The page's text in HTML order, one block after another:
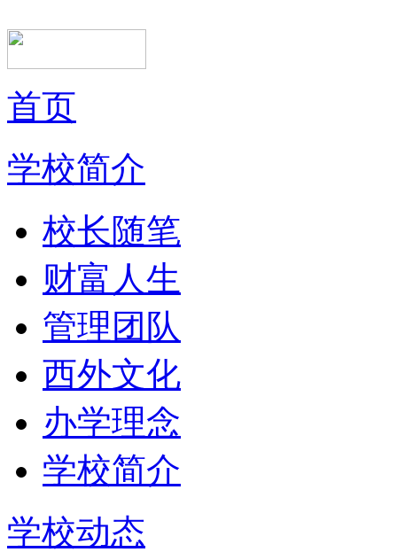
首页
学校简介
校长随笔
财富人生
管理团队
西外文化
办学理念
学校简介
学校动态